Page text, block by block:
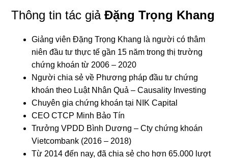
Thông tin tác giảĐặng Trọng Khang
Giảng viên Đặng Trọng Khang là người có thâm
niên đầu tư thực tế gần 15 năm trong thị trường
chứng khoán từ 2006 – 2020
Người chia sẻ về Phương pháp đầu tư chứng
khoán theo Luật Nhân Quả – Causality Investing
Chuyên gia chứng khoán tại NIK Capital
CEO CTCP Minh Bảo Tín
Trưởng VPDD Bình Dương – Cty chứng khoán
Vietcombank (2016 – 2018)
Từ 2014 đến nay, đã chia sẻ cho hơn 65.000 lượt